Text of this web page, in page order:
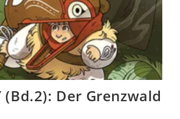
(Bd.2): Der Grenzwald